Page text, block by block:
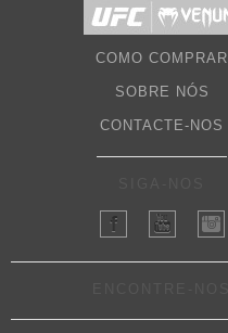
COMO COMPRAR
SOBRE NÓS
CONTACTE-NOS